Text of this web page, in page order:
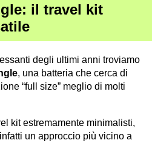
il travel kit
degli ultimi anni troviamo
, una batteria che cerca di
“full size” meglio di molti
kit estremamente minimalisti,
un approccio più vicino a